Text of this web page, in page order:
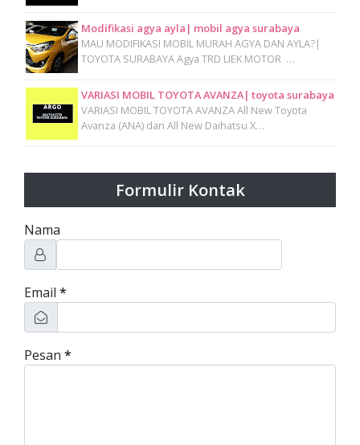
Modifikasi agya ayla| mobil agya surabaya
MAU MODIFIKASI MOBIL MURAH AGYA DAN AYLA?|
TOYOTA SURABAYA Agya TRD LIEK MOTOR …
VARIASI MOBIL TOYOTA AVANZA| toyota surabaya
VARIASI MOBIL TOYOTA AVANZA All New Toyota
Avanza (ANA) dan All New Daihatsu X…
Formulir Kontak
Nama
Email *
Pesan *